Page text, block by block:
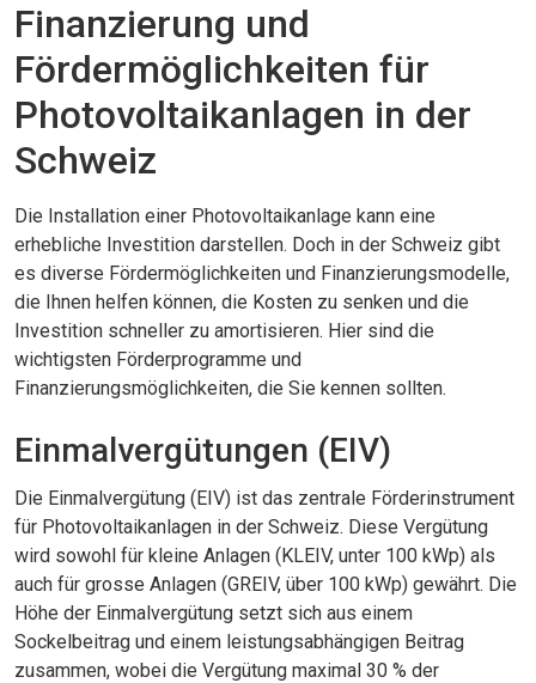
Finanzierung und
Fördermöglichkeiten für
Photovoltaikanlagen in der
Schweiz
Die Installation einer Photovoltaikanlage kann eine
erhebliche Investition darstellen. Doch in der Schweiz gibt
es diverse Fördermöglichkeiten und Finanzierungsmodelle,
die Ihnen helfen können, die Kosten zu senken und die
Investition schneller zu amortisieren. Hier sind die
wichtigsten Förderprogramme und
Finanzierungsmöglichkeiten, die Sie kennen sollten.
Einmalvergütungen (EIV)
Die Einmalvergütung (EIV) ist das zentrale Förderinstrument
für Photovoltaikanlagen in der Schweiz. Diese Vergütung
wird sowohl für kleine Anlagen (KLEIV, unter 100 kWp) als
auch für grosse Anlagen (GREIV, über 100 kWp) gewährt. Die
Höhe der Einmalvergütung setzt sich aus einem
Sockelbeitrag und einem leistungsabhängigen Beitrag
zusammen, wobei die Vergütung maximal 30 % der